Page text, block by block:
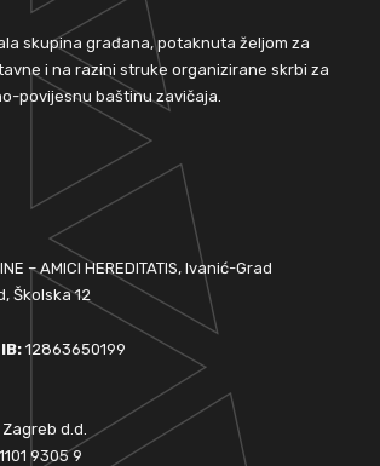
skupina građana, potaknuta željom za
i na razini struke organizirane skrbi za
povijesnu baštinu zavičaja.
– AMICI HEREDITATIS, Ivanić-Grad
Školska 12
12863650199
d.d.
9305 9